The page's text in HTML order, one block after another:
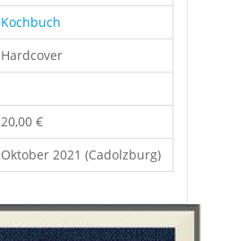
Kochbuch
Hardcover
20,00 €
Oktober 2021 (Cadolzburg)